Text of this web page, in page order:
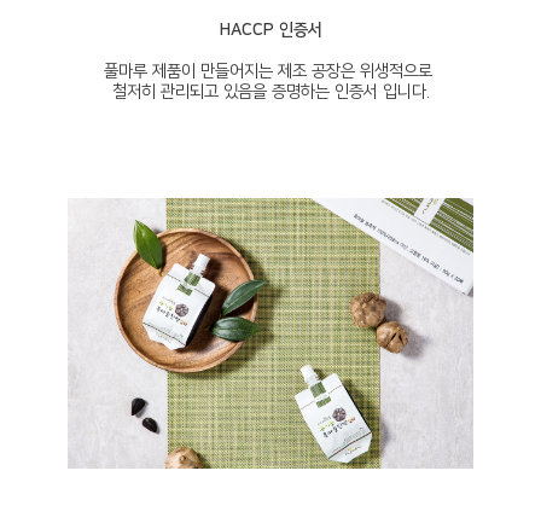
HACCP 인증서
풀마루 제품이 만들어지는 제조 공장은 위생적으로
철저히 관리되고 있음을 증명하는 인증서 입니다.